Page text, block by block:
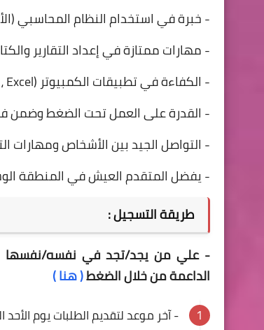
- خبرة في استخدام النظام المحاسبي
- مهارات ممتازة في إعداد التقارير
- الكفاءة في تطبيقات الكمبيوتر (MS Word، Excel)
- القدرة على العمل تحت الضغط وضمن
- التواصل الجيد بين الأشخاص ومهارات
- يفضل المتقدم العيش في المنطقة
طريقة التسجيل :
- علي من يجد/تجد في نفسه/نفسها
الداعمة من خلال الضغط( هنا )
- آخر موعد لتقديم الطلبات يوم الأحد الموافق 15/10/2023، في موعد أقصاه